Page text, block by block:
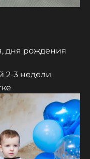
дня рождения
2-3 недели